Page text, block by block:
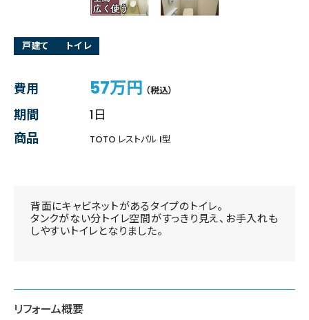
戸建て トイレ
費用 57万円 （税込）
期間
1日
商品
TOTO レストパル I型
背面にキャビネットがあるタイプのトイレ。
タンクがない分トイレ空間がすっきり見え、お手入れも
しやすいトイレとなりました。
リフォーム概要